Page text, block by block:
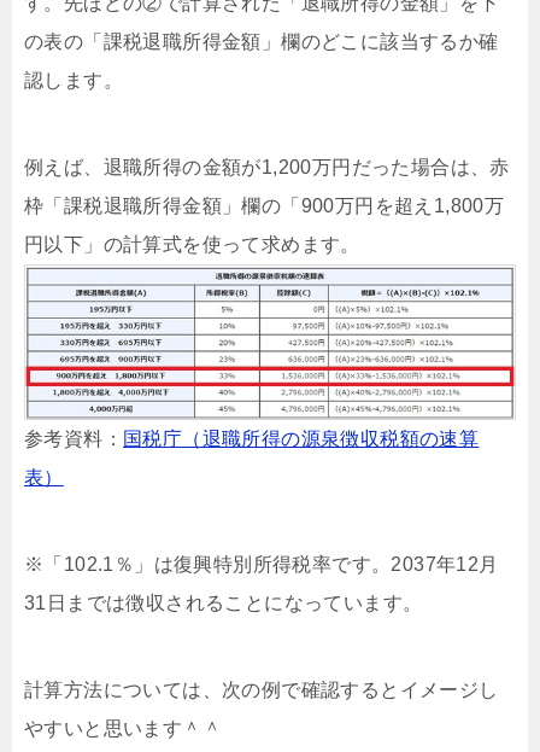
の表の「課税退職所得金額」欄のどこに該当するか確
認します。
例えば、退職所得の金額が1,200万円だった場合は、赤
枠「課税退職所得金額」欄の「900万円を超え1,800万
円以下」の計算式を使って求めます。
参考資料： 国税庁（退職所得の源泉徴収税額の速算
表）
※「102.1％」は復興特別所得税率です。2037年12月
31日までは徴収されることになっています。
計算方法については、次の例で確認するとイメージし
やすいと思います＾＾